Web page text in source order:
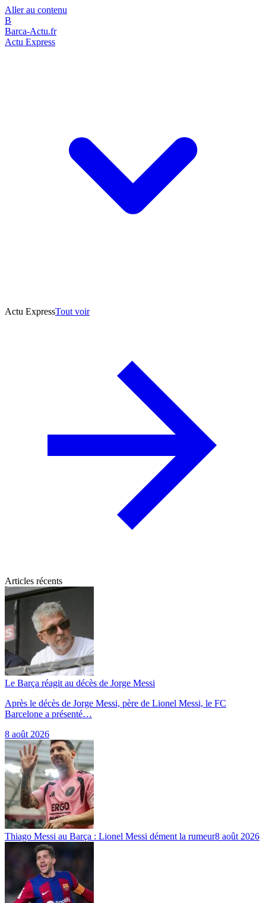
Aller au contenu
B
Barca-Actu.fr
Actu Express
Actu ExpressTout voir
Articles récents
Le Barça réagit au décès de Jorge Messi
Après le décès de Jorge Messi, père de Lionel Messi, le FC
Barcelone a présenté…
8 août 2026
Thiago Messi au Barça : Lionel Messi dément la rumeur8 août 2026